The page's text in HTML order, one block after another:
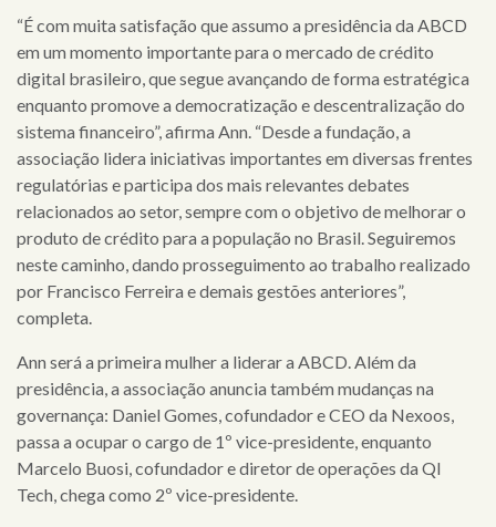
home
quem
somos
serviços
clientes
cases
notícias
“É com muita satisfação que assumo a presidência da ABCD
em um momento importante para o mercado de crédito
digital brasileiro, que segue avançando de forma estratégica
enquanto promove a democratização e descentralização do
sistema financeiro”, afirma Ann. “Desde a fundação, a
associação lidera iniciativas importantes em diversas frentes
regulatórias e participa dos mais relevantes debates
relacionados ao setor, sempre com o objetivo de melhorar o
produto de crédito para a população no Brasil. Seguiremos
neste caminho, dando prosseguimento ao trabalho realizado
por Francisco Ferreira e demais gestões anteriores”,
completa.
Ann será a primeira mulher a liderar a ABCD. Além da
presidência, a associação anuncia também mudanças na
governança: Daniel Gomes, cofundador e CEO da Nexoos,
passa a ocupar o cargo de 1º vice-presidente, enquanto
Marcelo Buosi, cofundador e diretor de operações da QI
Tech, chega como 2º vice-presidente.